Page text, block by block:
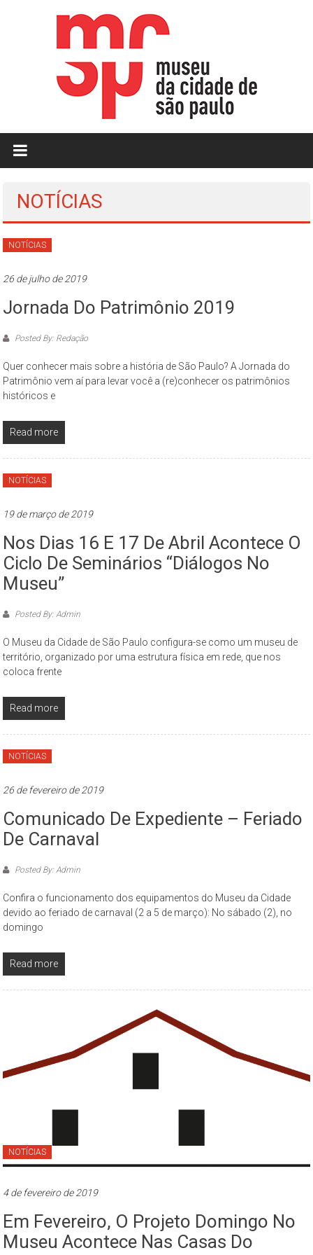
MCSP
Museu
da
Cidade
de
São
Museu
da
Cidade
São
complexo
museológico,
de
natureza
socioantropológica,
geográfica
histórica
propõe
constituir-
como
um
espaço
de
que
como
objeto
de
a
cidade
São
Paulo,
compreendendo
contemporânea
cultural
e
ambiental.
NOTÍCIAS
NOTÍCIAS
26 de julho de 2019
Jornada Do Patrimônio 2019
Posted By: Redação
Quer conhecer mais sobre a história de São Paulo? A Jornada do
Patrimônio vem aí para levar você a (re)conhecer os patrimônios
históricos e
Read more
NOTÍCIAS
19 de março de 2019
Nos Dias 16 E 17 De Abril Acontece O
Ciclo De Seminários “Diálogos No
Museu”
Posted By: Admin
O Museu da Cidade de São Paulo configura-se como um museu de
território, organizado por uma estrutura física em rede, que nos
coloca frente
Read more
NOTÍCIAS
26 de fevereiro de 2019
Comunicado De Expediente – Feriado
De Carnaval
Posted By: Admin
Confira o funcionamento dos equipamentos do Museu da Cidade
devido ao feriado de carnaval (2 a 5 de março): No sábado (2), no
domingo
Read more
NOTÍCIAS
4 de fevereiro de 2019
Em Fevereiro, O Projeto Domingo No
Museu Acontece Nas Casas Do